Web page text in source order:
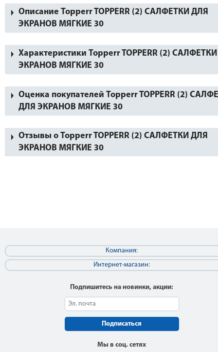
Описание Topperr TOPPERR (2) САЛФЕТКИ ДЛЯ
ЭКРАНОВ МЯГКИЕ 30
Характеристики Topperr TOPPERR (2)
ЭКРАНОВ МЯГКИЕ 30
Оценка покупателей Topperr TOPPERR (2)
ДЛЯ ЭКРАНОВ МЯГКИЕ 30
Отзывы о Topperr TOPPERR (2) САЛФЕТКИ ДЛЯ
ЭКРАНОВ МЯГКИЕ 30
Компания:
Интернет-магазин:
Подпишитесь на новинки, акции:
Подписаться
Мы в соц. сетях